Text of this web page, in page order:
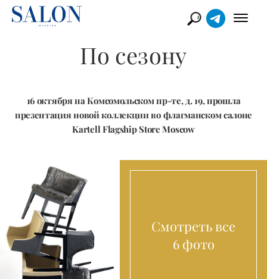
По сезону
16 октября на Комсомольском пр-те, д. 19, прошла
презентация новой коллекции во флагманском салоне
Kartell Flagship Store Moscow
Смотреть все
6 фото